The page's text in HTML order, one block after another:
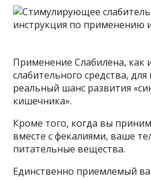
Применение Слабилена, как
слабительного средства,
реальный шанс развития
кишечника».
Кроме того, когда вы
вместе с фекалиями, ваше
питательные вещества.
Единственно приемлемый